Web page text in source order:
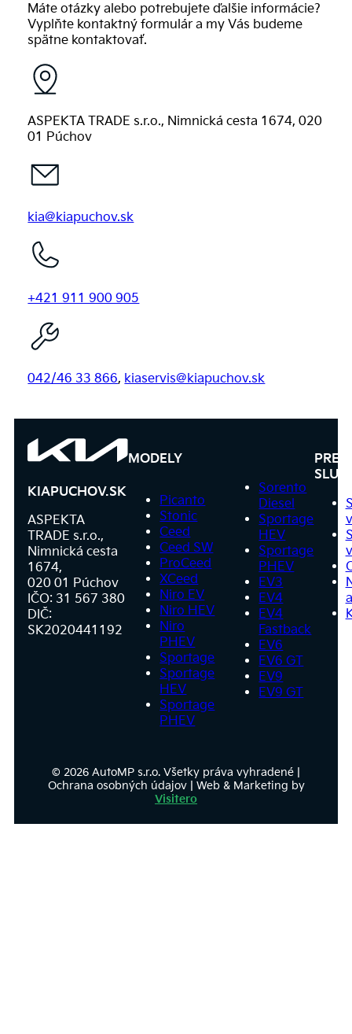
Máte otázky alebo potrebujete ďalšie informácie?
Vyplňte kontaktný formulár a my Vás budeme
spätne kontaktovať.
ASPEKTA TRADE s.r.o., Nimnická cesta 1674, 020
01 Púchov
kia@kiapuchov.sk
+421 911 900 905
042/46 33 866, kiaservis@kiapuchov.sk
KIAPUCHOV.SK
ASPEKTA
TRADE s.r.o.,
Nimnická cesta
1674,
020 01 Púchov
IČO: 31 567 380
DIČ:
SK2020441192
MODELY
Picanto
Stonic
Ceed
Ceed SW
ProCeed
XCeed
Niro EV
Niro HEV
Niro
PHEV
Sportage
Sportage
HEV
Sportage
PHEV
Sorento
Diesel
Sportage
HEV
Sportage
PHEV
EV3
EV4
EV4
Fastback
EV6
EV6 GT
EV9
EV9 GT
© 2026 AutoMP s.r.o. Všetky práva vyhradené |
Ochrana osobných údajov | Web & Marketing by
Visitero